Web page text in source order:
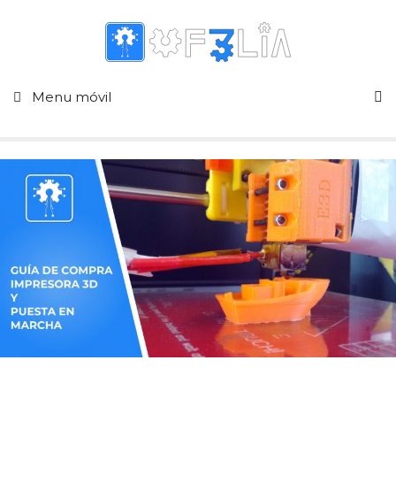
Menu móvil